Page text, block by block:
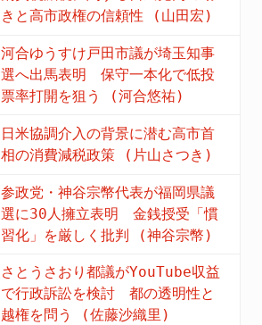
きと高市政権の信頼性 (山田宏)
河合ゆうすけ戸田市議が埼玉知事
選へ出馬表明 保守一本化で低投
票率打開を狙う (河合悠祐)
日米協調介入の背景に潜む高市首
相の消費減税政策 (片山さつき)
参政党・神谷宗幣代表が福岡県議
選に30人擁立表明 金銭授受「慣
習化」を厳しく批判 (神谷宗幣)
さとうさおり都議がYouTube収益
で行政訴訟を検討 都の透明性と
越権を問う (佐藤沙織里)